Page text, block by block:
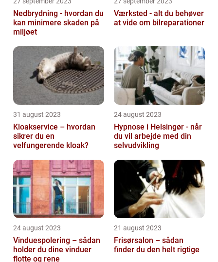
Nedbrydning - hvordan du
kan minimere skaden på
miljøet
Værksted - alt du behøver
at vide om bilreparationer
31 august 2023
Kloakservice – hvordan
sikrer du en
velfungerende kloak?
24 august 2023
Hypnose i Helsingør - når
du vil arbejde med din
selvudvikling
24 august 2023
Vinduespolering – sådan
holder du dine vinduer
flotte og rene
21 august 2023
Frisørsalon – sådan
finder du den helt rigtige